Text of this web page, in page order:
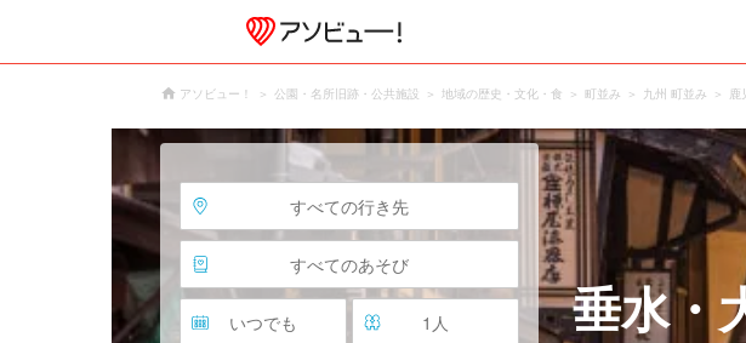
アソビュー！ 公園・名所旧跡・公共施設 地域の歴史・文化・食 町並み 九州 町並み 鹿
すべての行き先
すべてのあそび
いつでも 1 人 垂水・